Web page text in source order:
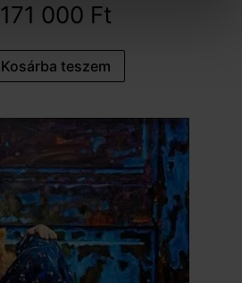
171 000 Ft
Kosárba teszem